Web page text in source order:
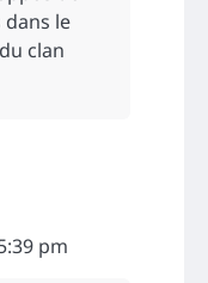
le
clan
pm